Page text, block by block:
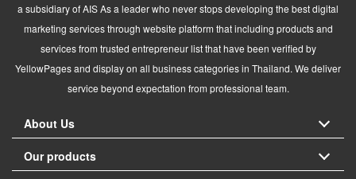
a subsidiary of AIS As a leader who never stops developing the best digital
marketing services through website platform that including products and
services from trusted entrepreneur list that have been verified by
YellowPages and display on all business categories in Thailand. We deliver
service beyond expectation from professional team.
About Us
Our products